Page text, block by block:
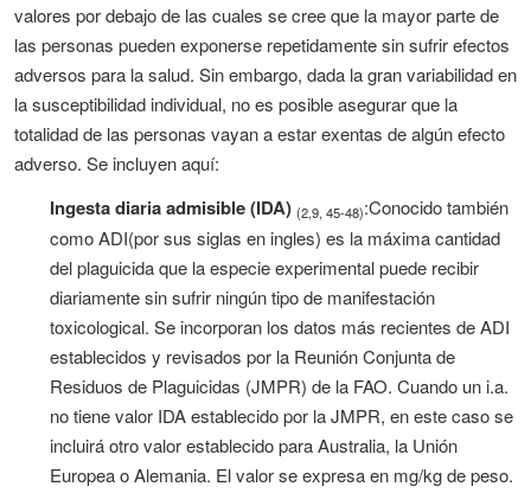
valores por debajo de las cuales se cree que la mayor parte de
las personas pueden exponerse repetidamente sin sufrir efectos
adversos para la salud. Sin embargo, dada la gran variabilidad en
la susceptibilidad individual, no es posible asegurar que la
totalidad de las personas vayan a estar exentas de algún efecto
adverso. Se incluyen aquí:
Ingesta diaria admisible (IDA) (2,9, 45-48):Conocido también
como ADI(por sus siglas en ingles) es la máxima cantidad
del plaguicida que la especie experimental puede recibir
diariamente sin sufrir ningún tipo de manifestación
toxicological. Se incorporan los datos más recientes de ADI
establecidos y revisados por la Reunión Conjunta de
Residuos de Plaguicidas (JMPR) de la FAO. Cuando un i.a.
no tiene valor IDA establecido por la JMPR, en este caso se
incluirá otro valor establecido para Australia, la Unión
Europea o Alemania. El valor se expresa en mg/kg de peso.